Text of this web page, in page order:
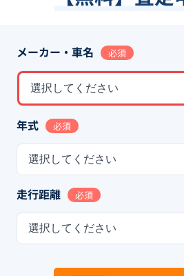
メーカー・車名 必須
選択してください
年式 必須
選択してください
走行距離 必須
選択してください